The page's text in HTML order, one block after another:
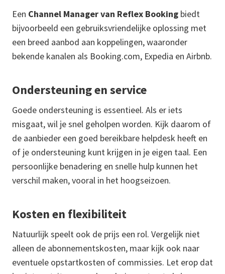
Een Channel Manager van Reflex Booking biedt
bijvoorbeeld een gebruiksvriendelijke oplossing met
een breed aanbod aan koppelingen, waaronder
bekende kanalen als Booking.com, Expedia en Airbnb.
Ondersteuning en service
Goede ondersteuning is essentieel. Als er iets
misgaat, wil je snel geholpen worden. Kijk daarom of
de aanbieder een goed bereikbare helpdesk heeft en
of je ondersteuning kunt krijgen in je eigen taal. Een
persoonlijke benadering en snelle hulp kunnen het
verschil maken, vooral in het hoogseizoen.
Kosten en flexibiliteit
Natuurlijk speelt ook de prijs een rol. Vergelijk niet
alleen de abonnementskosten, maar kijk ook naar
eventuele opstartkosten of commissies. Let erop dat